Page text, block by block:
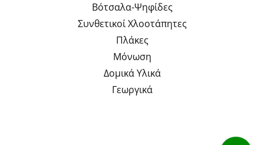
Βότσαλα-Ψηφίδες
Συνθετικοί Χλοοτάπητες
Πλάκες
Μόνωση
Δομικά Υλικά
Γεωργικά